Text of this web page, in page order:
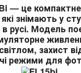
— це компактне
знімають у
русі. Модель
захист
режими для